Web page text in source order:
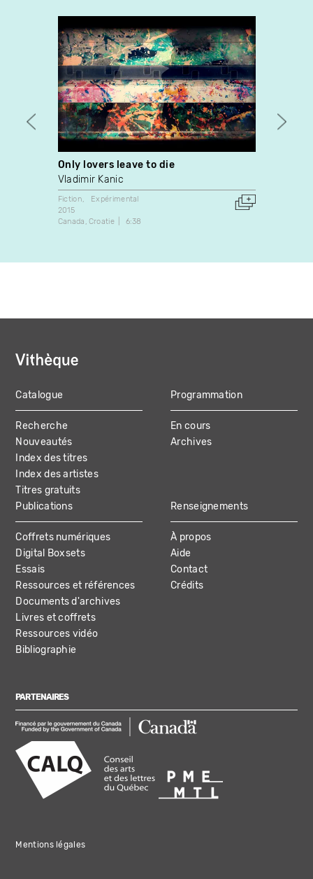
Only lovers leave to die
Vladimir Kanic
Fiction
Expérimental
2015
Canada Croatie 6:38
MAIN
NAVIGATION
Catalogue
Recherche
Nouveautés
Index des titres
Index des artistes
Titres gratuits
Programmation
En cours
Archives
Publications
Coffrets numériques
Digital Boxsets
Essais
Ressources et références
Documents d'archives
Livres et coffrets
Ressources vidéo
Bibliographie
Renseignements
À propos
Aide
Contact
Crédits
PARTENAIRES
Mentions légales